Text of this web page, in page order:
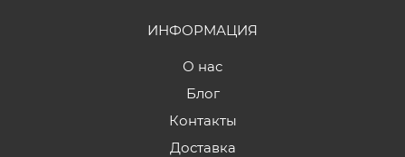
ИНФОРМАЦИЯ
О нас
Блог
Контакты
Доставка